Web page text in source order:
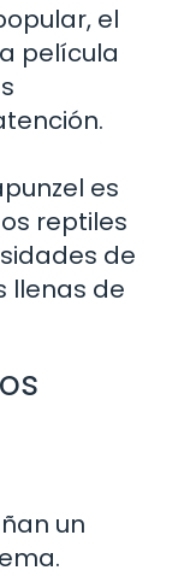
el
película
es
reptiles
de
llenas de
un